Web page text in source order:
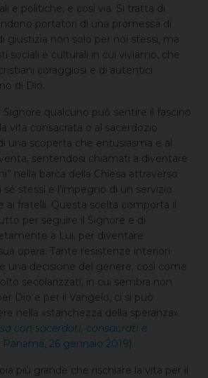
e politiche, e così via. Si tratta di
portatori di una promessa di
giustizia non solo per noi stessi, ma
sociali e culturali in cui viviamo, che
coraggiosi e di autentici
di Dio.
Signore qualcuno può sentire il fascino
vita consacrata o al sacerdozio
una scoperta che entusiasma e al
sentendosi chiamati a diventare
nella barca della Chiesa attraverso
stessi e l’impegno di un servizio
ai fratelli. Questa scelta comporta il
per seguire il Signore e di
a Lui, per diventare
opera. Tante resistenze interiori
una decisione del genere, così come
secolarizzati, in cui sembra non
Dio e per il Vangelo, ci si può
nella «stanchezza della speranza»
con sacerdoti, consacrati e
Panamá, 26 gennaio 2019).
più grande che rischiare la vita per il